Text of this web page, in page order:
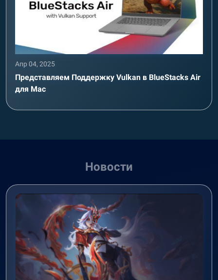
Апр 04, 2025
Представляем Поддержку Vulkan в BlueStacks Air
для Mac
Новости